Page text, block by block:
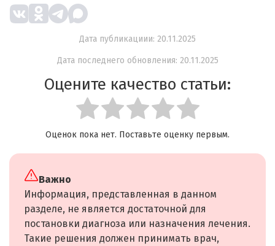
Дата публикациии: 20.11.2025
Дата последнего обновления: 20.11.2025
Оцените качество статьи:
Оценок пока нет. Поставьте оценку первым.
Важно
Информация, представленная в данном
разделе, не является достаточной для
постановки диагноза или назначения лечения.
Такие решения должен принимать врач,